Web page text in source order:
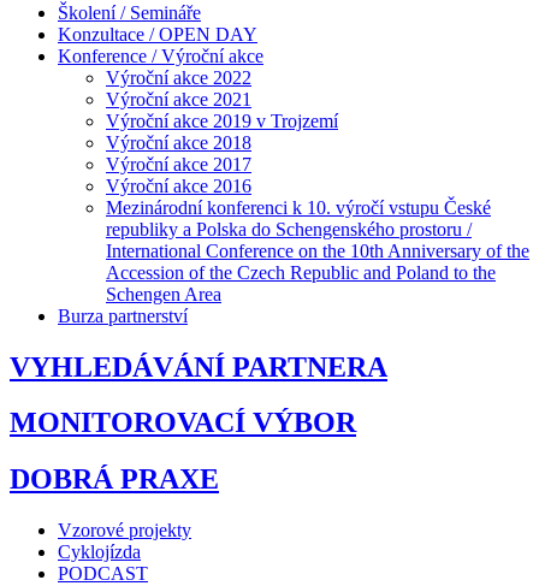
Školení / Semináře
Konzultace / OPEN DAY
Konference / Výroční akce
Výroční akce 2022
Výroční akce 2021
Výroční akce 2019 v Trojzemí
Výroční akce 2018
Výroční akce 2017
Výroční akce 2016
Mezinárodní konferenci k 10. výročí vstupu České
republiky a Polska do Schengenského prostoru /
International Conference on the 10th Anniversary of the
Accession of the Czech Republic and Poland to the
Schengen Area
Burza partnerství
VYHLEDÁVÁNÍ PARTNERA
MONITOROVACÍ VÝBOR
DOBRÁ PRAXE
Vzorové projekty
Cyklojízda
PODCAST